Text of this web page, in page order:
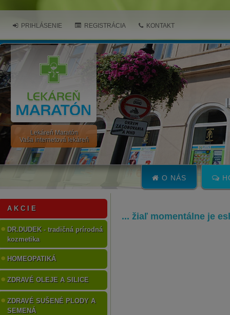
Lekáreň Maratón
Vaša internetová lekáreň
PRIHLÁSENIE REGISTRÁCIA KONTAKT
O NÁS
A K C I E
DR.DUDEK - tradičná prírodná
kozmetika
HOMEOPATIKÁ
ZDRAVÉ OLEJE A SILICE
ZDRAVÉ SUŠENÉ PLODY A
SEMENÁ
... žiaľ momentálne je